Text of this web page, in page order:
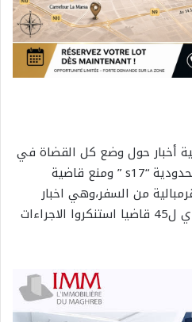
أخبار حول وضع كل القضاة في
تونس قيد إجراء الاستشارة الحدودية “s17 ” ومنع قاضية
من السفر،وهي اخبار
تأكدت من خلال البيان التنديدي ل45 قاضيا استنكروا الاجراءات